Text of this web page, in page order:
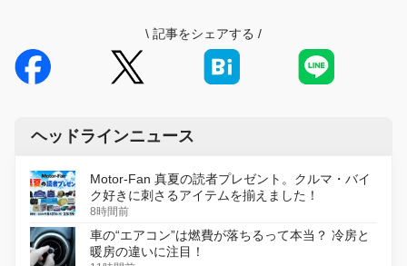
\ 記事をシェアする /
ヘッドラインニュース
Motor-Fan 真夏の読者プレゼント。クルマ・バイ
ク好きに刺さるアイテムを揃えました！
8時間前
車の“エアコン”は燃費が落ちるって本当？ 冷房と
暖房の違いに注目！